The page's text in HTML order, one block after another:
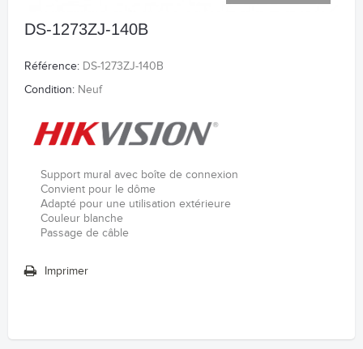
DS-1273ZJ-140B
Référence: DS-1273ZJ-140B
Condition: Neuf
Support mural avec boîte de connexion
Convient pour le dôme
Adapté pour une utilisation extérieure
Couleur blanche
Passage de câble
Imprimer